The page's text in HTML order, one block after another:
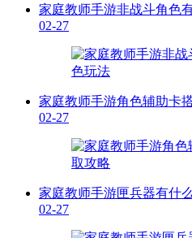
家庭教师手游非战斗角色
02-27
家庭教师手游角色辅助卡
02-27
家庭教师手游匣兵器有什
02-27